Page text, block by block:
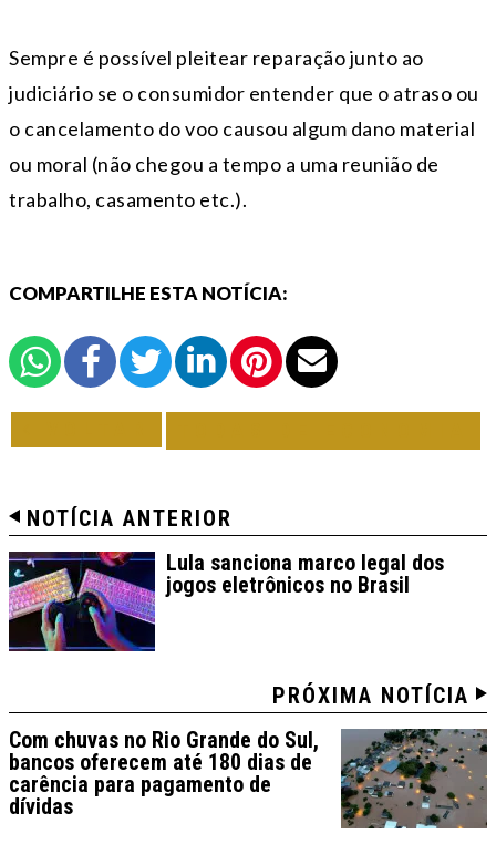
Sempre é possível pleitear reparação junto ao
judiciário se o consumidor entender que o atraso ou
o cancelamento do voo causou algum dano material
ou moral (não chegou a tempo a uma reunião de
trabalho, casamento etc.).
COMPARTILHE ESTA NOTÍCIA:
NOTÍCIA ANTERIOR
Lula sanciona marco legal dos
jogos eletrônicos no Brasil
PRÓXIMA NOTÍCIA
Com chuvas no Rio Grande do Sul,
bancos oferecem até 180 dias de
carência para pagamento de
dívidas